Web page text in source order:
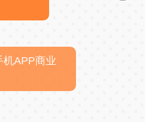
机APP商业